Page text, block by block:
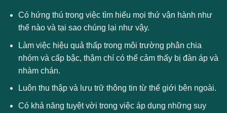
Có hứng thú trong việc tìm hiểu mọi thứ vận hành như
thế nào và tại sao chúng lại như vậy.
Làm việc hiệu quả thấp trong môi trường phân chia
nhóm và cấp bậc, thậm chí có thể cảm thấy bị đàn áp và
nhàm chán.
Luôn thu thập và lưu trữ thông tin từ thế giới bên ngoài.
Có khả năng tuyệt vời trong việc áp dụng những suy